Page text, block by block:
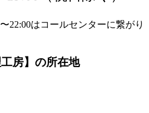
22:00はコールセンターに繋がり
房】の所在地